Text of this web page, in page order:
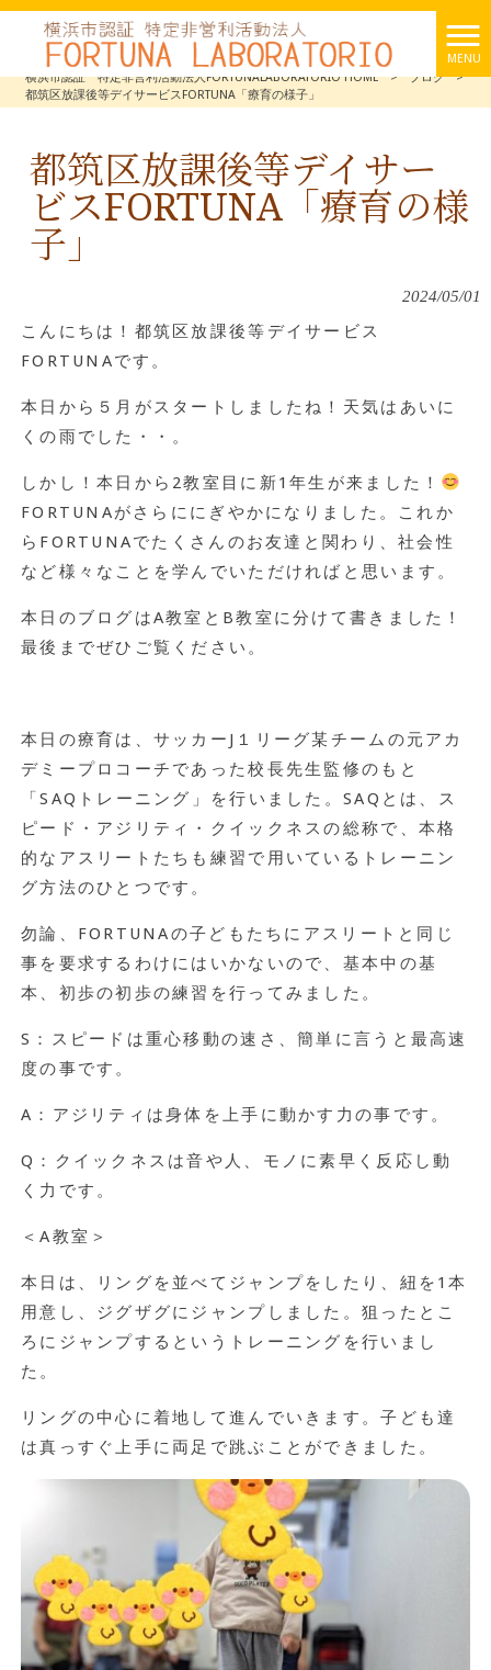
MENU
横浜市認証 特定非営利活動法人FORTUNALABORATORIO HOME
> ブログ
>
都筑区放課後等デイサービスFORTUNA「療育の様子」
都筑区放課後等デイサー
ビスFORTUNA「療育の様
子」
2024/05/01
こんにちは！都筑区放課後等デイサービス
FORTUNAです。
本日から５月がスタートしましたね！天気はあいに
くの雨でした・・。
しかし！本日から2教室目に新1年生が来ました！
FORTUNAがさらににぎやかになりました。これか
らFORTUNAでたくさんのお友達と関わり、社会性
など様々なことを学んでいただければと思います。
本日のブログはA教室とB教室に分けて書きました！
最後までぜひご覧ください。
本日の療育は、サッカーJ１リーグ某チームの元アカ
デミープロコーチであった校長先生監修のもと
「SAQトレーニング」を行いました。SAQとは、ス
ピード・アジリティ・クイックネスの総称で、本格
的なアスリートたちも練習で用いているトレーニン
グ方法のひとつです。
勿論、FORTUNAの子どもたちにアスリートと同じ
事を要求するわけにはいかないので、基本中の基
本、初歩の初歩の練習を行ってみました。
S：スピードは重心移動の速さ、簡単に言うと最高速
度の事です。
A：アジリティは身体を上手に動かす力の事です。
Q：クイックネスは音や人、モノに素早く反応し動
く力です。
＜A教室＞
本日は、リングを並べてジャンプをしたり、紐を1本
用意し、ジグザグにジャンプしました。狙ったとこ
ろにジャンプするというトレーニングを行いまし
た。
リングの中心に着地して進んでいきます。子ども達
は真っすぐ上手に両足で跳ぶことができました。